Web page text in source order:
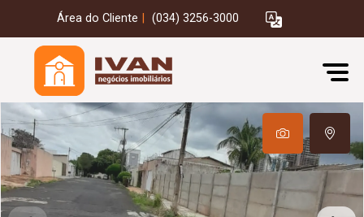
Área do Cliente (034) 3256-3000